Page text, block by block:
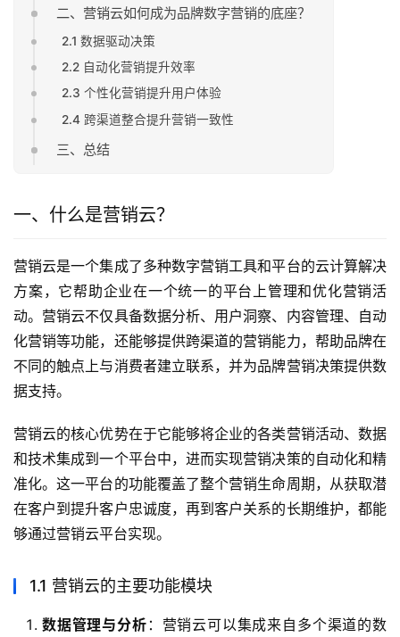
二、营销云如何成为品牌数字营销的底座？
2.1 数据驱动决策
2.2 自动化营销提升效率
2.3 个性化营销提升用户体验
2.4 跨渠道整合提升营销一致性
三、总结
一、什么是营销云？
营销云是一个集成了多种数字营销工具和平台的云计算解决
方案，它帮助企业在一个统一的平台上管理和优化营销活
动。营销云不仅具备数据分析、用户洞察、内容管理、自动
化营销等功能，还能够提供跨渠道的营销能力，帮助品牌在
不同的触点上与消费者建立联系，并为品牌营销决策提供数
据支持。
营销云的核心优势在于它能够将企业的各类营销活动、数据
和技术集成到一个平台中，进而实现营销决策的自动化和精
准化。这一平台的功能覆盖了整个营销生命周期，从获取潜
在客户到提升客户忠诚度，再到客户关系的长期维护，都能
够通过营销云平台实现。
1.1 营销云的主要功能模块
数据管理与分析 ：营销云可以集成来自多个渠道的数